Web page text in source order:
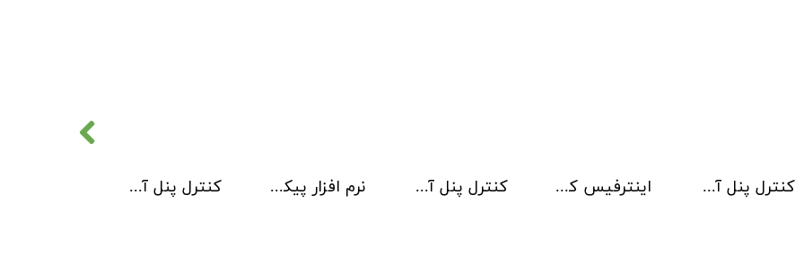
کنترل پنل آدرس پذیر Kentec مدل Taktis 4 Loop نرم افزار پیکربندی سیستم آدرس پذیر 2 Loop Explorer کنترل پنل آدرس پذیر Kentec مدل Taktis 6 Loop اینترفیس کنترلر آژیر Kentec کنترل پنل آدرس پذیر Kentec مدل Taktis 8 Loop